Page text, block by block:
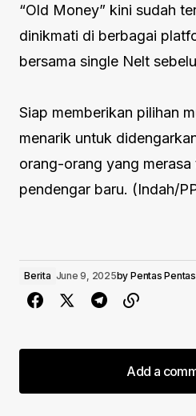
“Old Money” kini sudah
dinikmati di berbagai
bersama single Nelt
Siap memberikan pilihan
menarik untuk
orang-orang yang
pendengar baru. (Indah/
Berita June 9, 2025by Pentas Pentas
Add a
Add a